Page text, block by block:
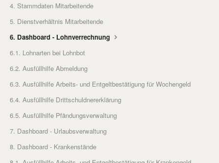
4. Stammdaten Mitarbeitende
5. Dienstverhältnis Mitarbeitende
6. Dashboard - Lohnverrechnung
6.1. Lohnarten bei Lohnbot
6.2. Ausfüllhilfe Abmeldung
6.3. Ausfüllhilfe Arbeits- und Entgeltbestätigung für Wochengeld
6.4. Ausfüllhilfe Drittschuldnererklärung
6.5. Ausfüllhilfe Pfändungsverwaltung
7. Dashboard - Urlaubsverwaltung
8. Dashboard - Krankenstände